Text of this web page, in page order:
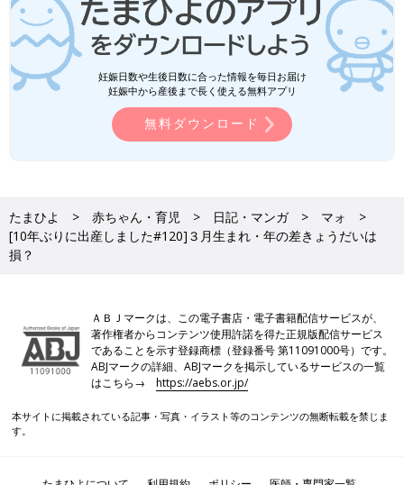
妊娠日数や生後日数に合った情報を毎日お届け
妊娠中から産後まで長く使える無料アプリ
無料ダウンロード
たまひよ 赤ちゃん・育児 日記・マンガ
マォ
[10年ぶりに出産しました#120]３月生まれ・年の差きょうだいは
損？
ＡＢＪマークは、この電子書店・電子書籍配信サービスが、
著作権者からコンテンツ使用許諾を得た正規版配信サービス
であることを示す登録商標（登録番号 第11091000号）です。
ABJマークの詳細、ABJマークを掲示しているサービスの一覧
はこちら→https://aebs.or.jp/
本サイトに掲載されている記事・写真・イラスト等のコンテンツの無断転載を禁じま
す。